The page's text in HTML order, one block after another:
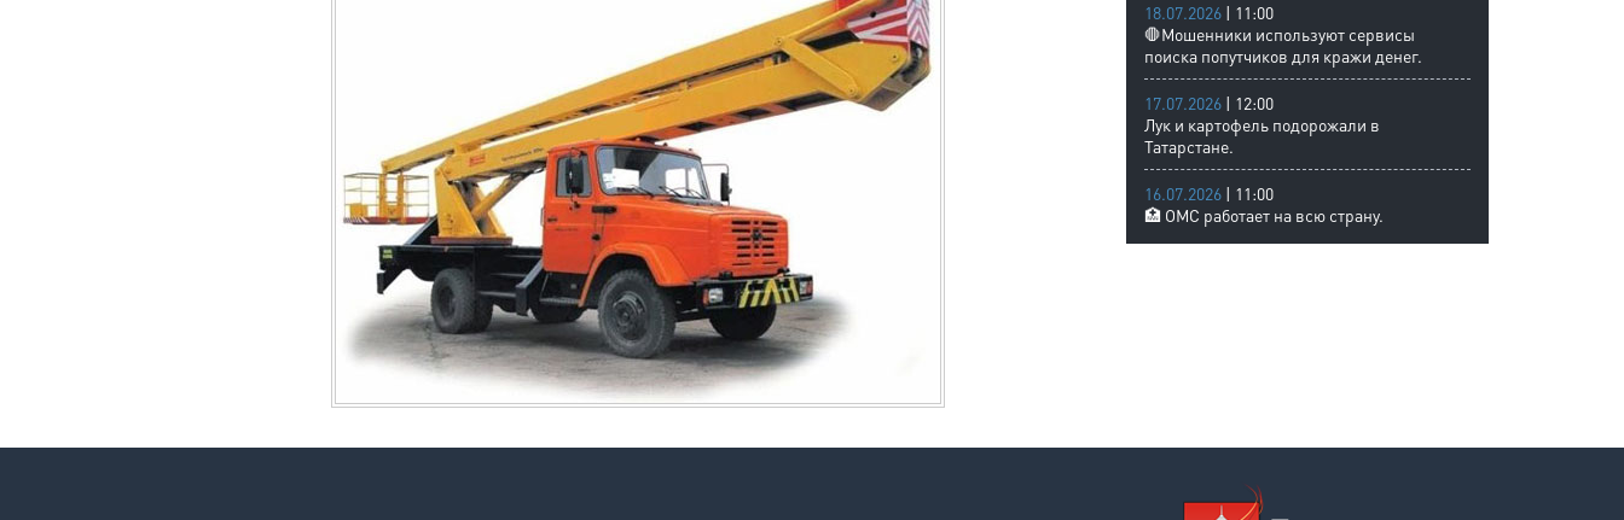
18.07.2026 | 11:00
🛑Мошенники используют сервисы
поиска попутчиков для кражи денег.
17.07.2026 | 12:00
Лук и картофель подорожали в
Татарстане.
16.07.2026 | 11:00
🏥 ОМС работает на всю страну.